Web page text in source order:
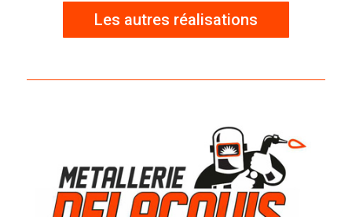
Les autres réalisations